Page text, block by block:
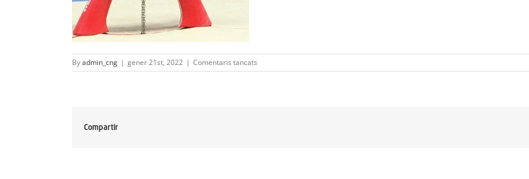
Byadmin_cng | gener 21st, 2022 | Comentaris tancats
Alejandro
Compartir